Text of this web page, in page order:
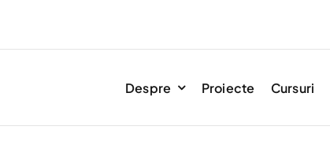
Despre Proiecte Cursuri